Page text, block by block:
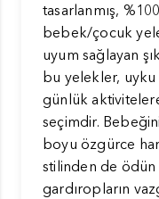
tasarlanmış,
bebek/çocuk
uyum sağlayan
bu yelekler, uyku
günlük
seçimdir.
boyu özgürce
stilinden de
gardıropların